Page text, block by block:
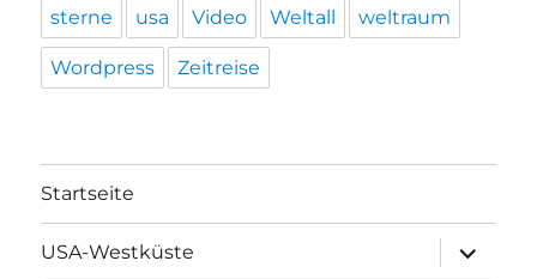
sterne usa Video Weltall weltraum
Wordpress Zeitreise
Startseite
USA-Westküste
öffnen